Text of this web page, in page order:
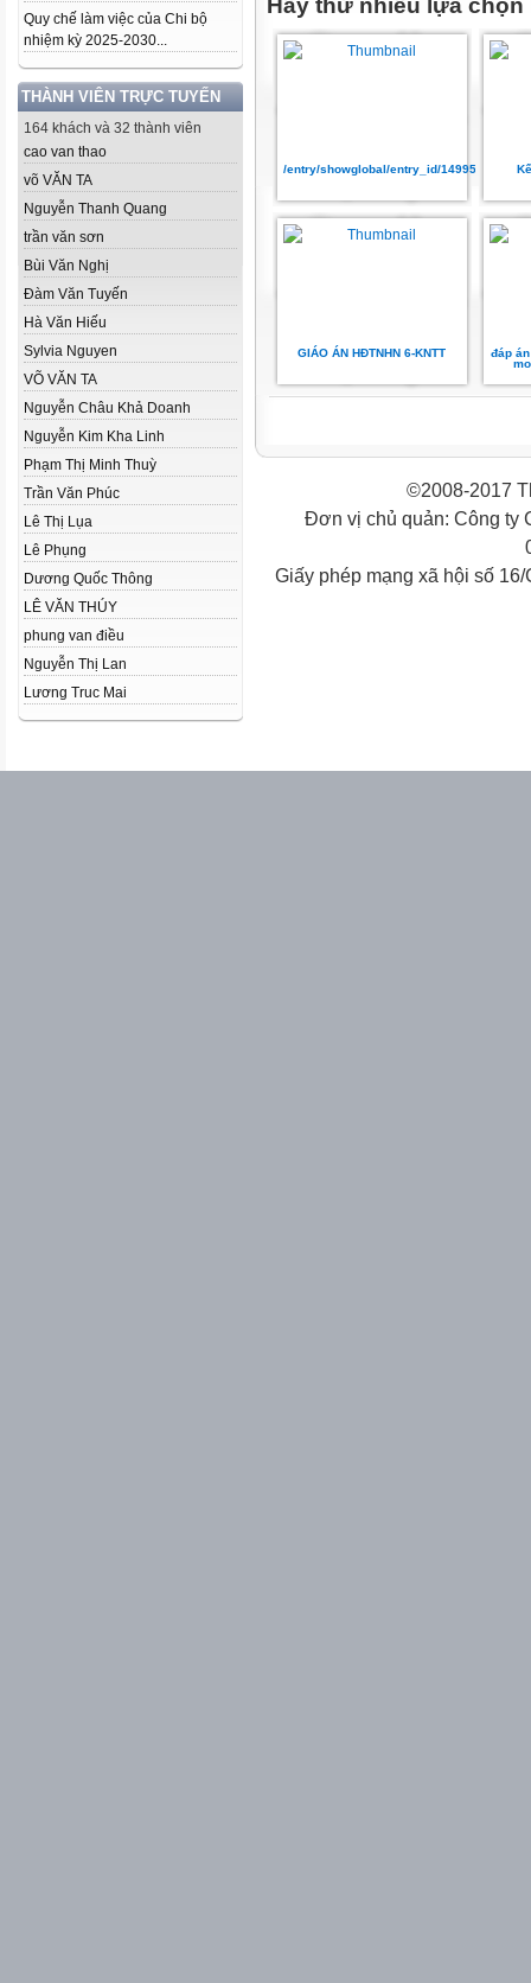
Quy chế làm việc của Chi bộ
nhiệm kỳ 2025-2030...
THÀNH VIÊN TRỰC TUYẾN
164 khách và 32 thành viên
cao van thao
võ VĂN TA
Nguyễn Thanh Quang
trần văn sơn
Bùi Văn Nghị
Đàm Văn Tuyến
Hà Văn Hiếu
Sylvia Nguyen
VÕ VĂN TA
Nguyễn Châu Khả Doanh
Nguyễn Kim Kha Linh
Phạm Thị Minh Thuỳ
Trần Văn Phúc
Lê Thị Lụa
Lê Phụng
Dương Quốc Thông
LÊ VĂN THÚY
phung van điều
Nguyễn Thị Lan
Lương Truc Mai
Hãy thử nhiều lựa chọn
/entry/showglobal/entry_id/14995090
GIÁO ÁN HĐTNHN 6-KNTT
đáp
©2008-2017
Đơn vị chủ quản: Công ty
Giấy phép mạng xã hội số